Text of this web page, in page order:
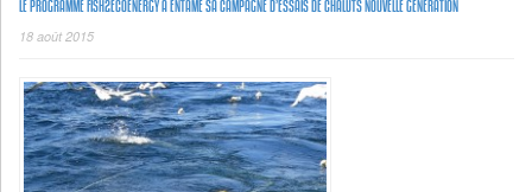
LE PROGRAMME FISH2ECOENERGY A ENTAMÉ SA CAMPAGNE D’ESSAIS DE CHALUTS NOUVELLE GÉNÉRATION
18 août 2015